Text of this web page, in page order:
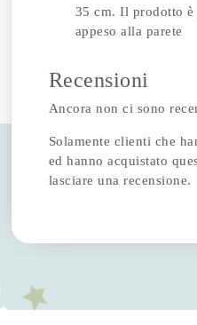
35 cm. Il prodotto è
appeso alla parete
Recensioni
Ancora non ci sono
Solamente clienti che
ed hanno acquistato
lasciare una recensione.